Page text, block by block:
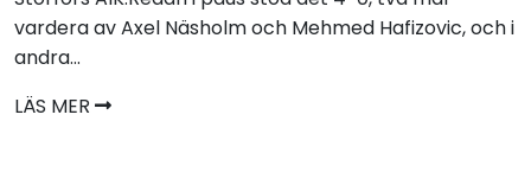
vardera av Axel Näsholm och Mehmed Hafizovic, och i
andra...
LÄS MER